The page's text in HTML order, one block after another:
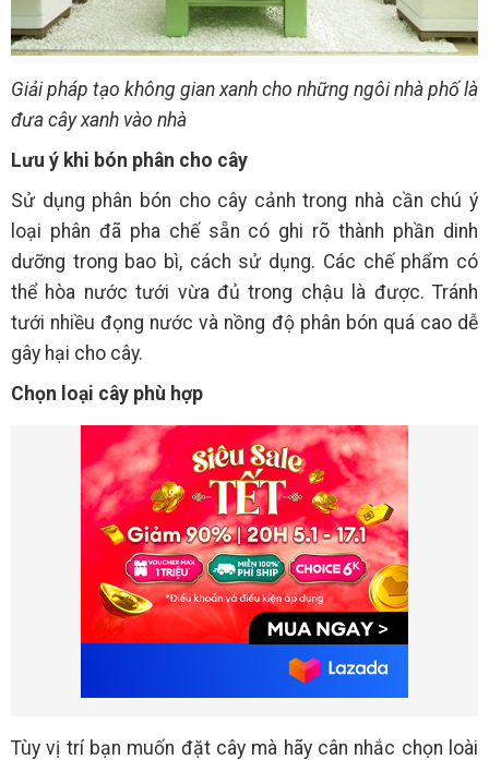
Giải pháp tạo không gian xanh cho những ngôi nhà phố là
đưa cây xanh vào nhà
Lưu ý khi bón phân cho cây
Sử dụng phân bón cho cây cảnh trong nhà cần chú ý
loại phân đã pha chế sẵn có ghi rõ thành phần dinh
dưỡng trong bao bì, cách sử dụng. Các chế phẩm có
thể hòa nước tưới vừa đủ trong chậu là được. Tránh
tưới nhiều đọng nước và nồng độ phân bón quá cao dễ
gây hại cho cây.
Chọn loại cây phù hợp
Tùy vị trí bạn muốn đặt cây mà hãy cân nhắc chọn loài